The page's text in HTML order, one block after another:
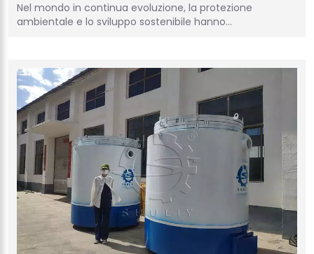
Nel mondo in continua evoluzione, la protezione
ambientale e lo sviluppo sostenibile hanno…